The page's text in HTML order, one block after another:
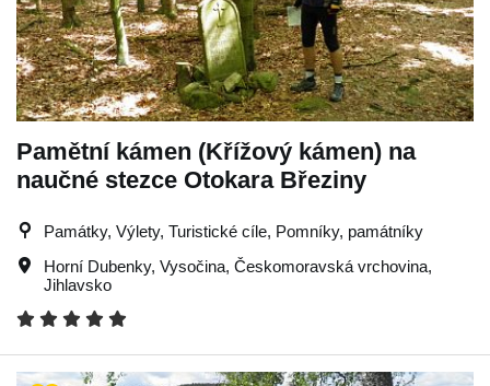
Pamětní kámen (Křížový kámen) na
naučné stezce Otokara Březiny
Památky, Výlety, Turistické cíle, Pomníky, památníky
Horní Dubenky, Vysočina, Českomoravská vrchovina,
Jihlavsko